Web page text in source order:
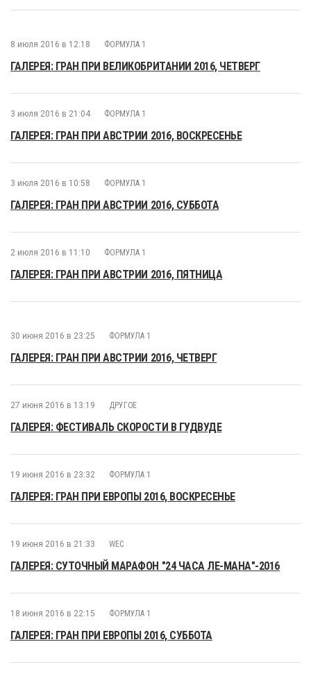
8 июля 2016 в 12:18 ФОРМУЛА 1
ГАЛЕРЕЯ: ГРАН ПРИ ВЕЛИКОБРИТАНИИ 2016, ЧЕТВЕРГ
3 июля 2016 в 21:04 ФОРМУЛА 1
ГАЛЕРЕЯ: ГРАН ПРИ АВСТРИИ 2016, ВОСКРЕСЕНЬЕ
3 июля 2016 в 10:58 ФОРМУЛА 1
ГАЛЕРЕЯ: ГРАН ПРИ АВСТРИИ 2016, СУББОТА
2 июля 2016 в 11:10 ФОРМУЛА 1
ГАЛЕРЕЯ: ГРАН ПРИ АВСТРИИ 2016, ПЯТНИЦА
30 июня 2016 в 23:25 ФОРМУЛА 1
ГАЛЕРЕЯ: ГРАН ПРИ АВСТРИИ 2016, ЧЕТВЕРГ
27 июня 2016 в 13:19 ДРУГОЕ
ГАЛЕРЕЯ: ФЕСТИВАЛЬ СКОРОСТИ В ГУДВУДЕ
19 июня 2016 в 23:32 ФОРМУЛА 1
ГАЛЕРЕЯ: ГРАН ПРИ ЕВРОПЫ 2016, ВОСКРЕСЕНЬЕ
19 июня 2016 в 21:33 WEC
ГАЛЕРЕЯ: СУТОЧНЫЙ МАРАФОН "24 ЧАСА ЛЕ-МАНА"-2016
18 июня 2016 в 22:15 ФОРМУЛА 1
ГАЛЕРЕЯ: ГРАН ПРИ ЕВРОПЫ 2016, СУББОТА